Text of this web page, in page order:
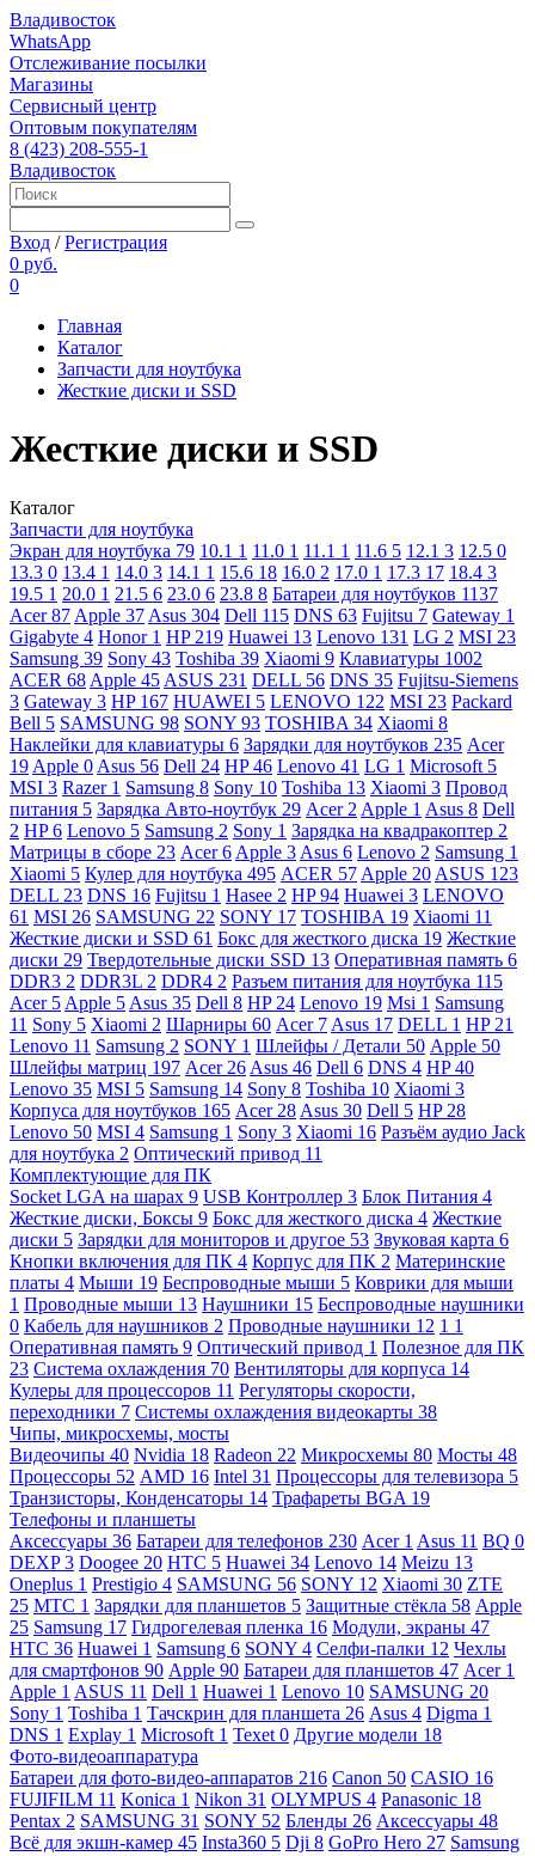
Владивосток
WhatsApp
Отслеживание посылки
Магазины
Сервисный центр
Оптовым покупателям
8 (423) 208-555-1
Владивосток
Вход /Регистрация
0 руб.
0
Главная
Каталог
Запчасти для ноутбука
Жесткие диски и SSD
Жесткие диски и SSD
Каталог
Запчасти для ноутбука
Экран для ноутбука 79 10.1 1 11.0 1 11.1 1 11.6 5 12.1 3 12.5 0
13.3 0 13.4 1 14.0 3 14.1 1 15.6 18 16.0 2 17.0 1 17.3 17 18.4 3
19.5 1 20.0 1 21.5 6 23.0 6 23.8 8 Батареи для ноутбуков 1137
Acer87 Apple 37 Asus 304 Dell 115 DNS 63 Fujitsu 7 Gateway 1
Gigabyte 4 Honor 1 HP 219 Huawei 13 Lenovo 131 LG 2 MSI 23
Samsung 39 Sony 43 Toshiba 39 Xiaomi 9 Клавиатуры 1002
ACER 68 Apple 45 ASUS 231 DELL 56 DNS 35 Fujitsu-Siemens
3 Gateway 3 HP 167 HUAWEI 5 LENOVO 122 MSI 23 Packard
Bell 5 SAMSUNG 98 SONY 93 TOSHIBA 34 Xiaomi 8
Наклейки для клавиатуры 6 Зарядки для ноутбуков 235 Acer
19 Apple 0 Asus 56 Dell 24 HP46 Lenovo 41 LG 1 Microsoft 5
MSI 3 Razer 1 Samsung 8 Sony 10 Toshiba 13 Xiaomi 3 Провод
питания 5 Зарядка Авто-ноутбук 29 Acer 2 Apple 1 Asus 8 Dell
2 HP6 Lenovo 5 Samsung 2 Sony 1 Зарядка на квадракоптер 2
Матрицы в сборе 23 Acer6 Apple 3 Asus 6 Lenovo 2 Samsung 1
Xiaomi 5 Кулер для ноутбука 495 ACER 57 Apple 20 ASUS 123
DELL 23 DNS 16 Fujitsu 1 Hasee 2 HP94 Huawei 3 LENOVO
61 MSI 26 SAMSUNG 22 SONY 17 TOSHIBA 19 Xiaomi 11
Жесткие диски и SSD 61 Бокс для жесткого диска 19 Жесткие
диски 29 Твердотельные диски SSD 13 Оперативная память 6
DDR3 2 DDR3L 2 DDR4 2 Разъем питания для ноутбука 115
Acer 5 Apple 5 Asus 35 Dell 8 HP 24 Lenovo 19 Msi 1 Samsung
11 Sony 5 Xiaomi 2 Шарниры 60 Acer 7 Asus 17 DELL 1 HP 21
Lenovo 11 Samsung 2 SONY 1 Шлейфы / Детали 50 Apple 50
Шлейфы матриц 197 Acer 26 Asus 46 Dell 6 DNS 4 HP40
Lenovo 35 MSI 5 Samsung 14 Sony 8 Toshiba 10 Xiaomi 3
Корпуса для ноутбуков 165 Acer 28 Asus 30 Dell 5 HP 28
Lenovo 50 MSI 4 Samsung 1 Sony 3 Xiaomi 16 Разъём аудио Jack
для ноутбука 2 Оптический привод 11
Комплектующие для ПК
Socket LGA на шарах 9 USB Контроллер 3 Блок Питания 4
Жесткие диски, Боксы 9 Бокс для жесткого диска 4 Жесткие
диски 5 Зарядки для мониторов и другое 53 Звуковая карта 6
Кнопки включения для ПК 4 Корпус для ПК 2 Материнские
платы 4 Мыши 19 Беспроводные мыши 5 Коврики для мыши
1 Проводные мыши 13 Наушники 15 Беспроводные наушники
0 Кабель для наушников 2 Проводные наушники 12 1 1
Оперативная память 9 Оптический привод 1 Полезное для ПК
23 Система охлаждения 70 Вентиляторы для корпуса 14
Кулеры для процессоров 11 Регуляторы скорости,
переходники 7 Системы охлаждения видеокарты 38
Чипы, микросхемы, мосты
Видеочипы 40 Nvidia 18 Radeon 22 Микросхемы 80 Мосты 48
Процессоры 52 AMD 16 Intel 31 Процессоры для телевизора 5
Транзисторы, Конденсаторы 14 Трафареты BGA 19
Телефоны и планшеты
Аксессуары 36 Батареи для телефонов 230 Acer 1 Asus 11 BQ 0
DEXP3 Doogee 20 HTC 5 Huawei 34 Lenovo 14 Meizu 13
Oneplus 1 Prestigio 4 SAMSUNG 56 SONY 12 Xiaomi 30 ZTE
25 МТС 1 Зарядки для планшетов 5 Защитные стёкла 58 Apple
25 Samsung 17 Гидрогелевая пленка 16 Модули, экраны 47
HTC 36 Huawei 1 Samsung 6 SONY 4 Селфи-палки 12 Чехлы
для смартфонов 90 Apple 90 Батареи для планшетов 47 Acer 1
Apple 1 ASUS 11 Dell 1 Huawei 1 Lenovo 10 SAMSUNG 20
Sony 1 Toshiba 1 Тачскрин для планшета 26 Asus 4 Digma 1
DNS 1 Explay 1 Microsoft 1 Texet 0 Другие модели 18
Фото-видеоаппаратура
Батареи для фото-видео-аппаратов 216 Canon 50 CASIO 16
FUJIFILM 11 Konica 1 Nikon 31 OLYMPUS 4 Panasonic 18
Pentax 2 SAMSUNG 31 SONY 52 Бленды 26 Аксессуары 48
Всё для экшн-камер 45 Insta360 5 Dji 8 GoPro Hero 27 Samsung